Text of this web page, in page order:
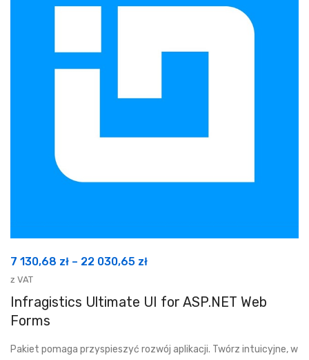
7 130,68 zł – 22 030,65 złZakres
od
z VAT
Infragistics Ultimate UI for ASP.NET Web
Forms
Pakiet pomaga przyspieszyć rozwój aplikacji. Twórz intuicyjne, w